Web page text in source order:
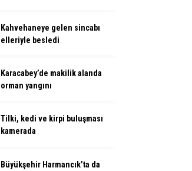
Kahvehaneye gelen sincabı
elleriyle besledi
Karacabey’de makilik alanda
orman yangını
Tilki, kedi ve kirpi buluşması
kamerada
Büyükşehir Harmancık’ta da